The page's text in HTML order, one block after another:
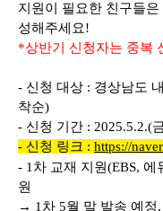
지원이 필요한 친구들
성해주세요!
*상반기 신청자는 중복
- 신청 대상 : 경상남도
착순)
- 신청 기간 : 2025.5.2.(
- 신청 링크 : https://
- 1차 교재 지원(EBS, 에
원
→ 1차 5월 말 발송 예정